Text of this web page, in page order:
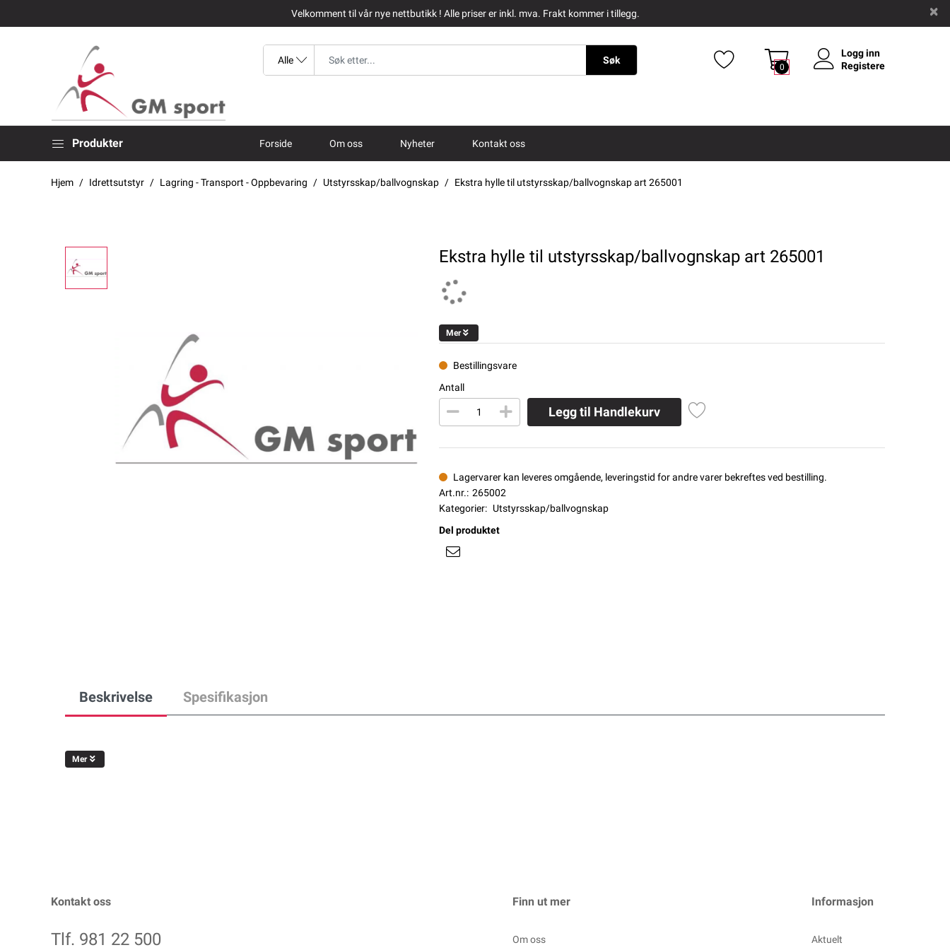
Velkomment til vår nye nettbutikk ! Alle priser er inkl. mva. Frakt kommer i tillegg.
Søk
0
Logg inn
Registere
Produkter Forside Om oss Nyheter Kontakt oss
Hjem Idrettsutstyr Lagring - Transport - Oppbevaring Utstyrsskap/ballvognskap Ekstra hylle til utstyrsskap/ballvognskap art 265001
Ekstra hylle til utstyrsskap/ballvognskap art 265001
Mer
Bestillingsvare
Antall
Legg til Handlekurv
Lagervarer kan leveres omgående, leveringstid for andre varer bekreftes ved bestilling.
Art.nr.: 265002
Kategorier: Utstyrsskap/ballvognskap
Del produktet
Beskrivelse Spesifikasjon
Mer
Kontakt oss
Tlf. 981 22 500
Finn ut mer
Om oss
Informasjon
Aktuelt